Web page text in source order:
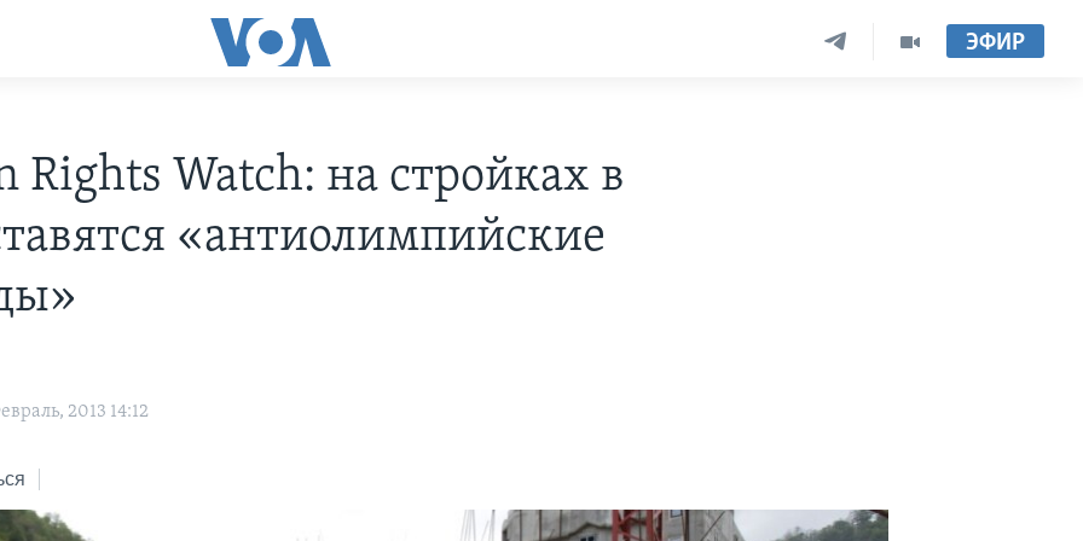
ЭФИР
Rights Watch: на стройках в
«антиолимпийские
2013 14:12